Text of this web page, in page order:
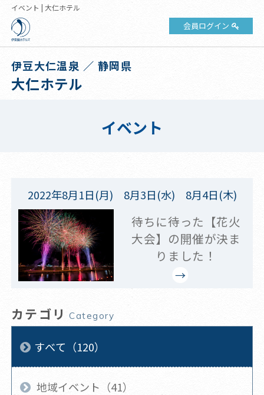
イベント | 大仁ホテル
会員ログイン
伊豆大仁温泉 ／ 静岡県
大仁ホテル
イベント
2022年8月1日(月) 8月3日(水) 8月4日(木)
待ちに待った【花火
大会】の開催が決ま
りました！
カテゴリ Category
すべて（120）
地域イベント（41）